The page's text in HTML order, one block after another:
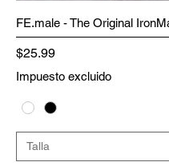
FE.male - The Original
Precio
$25.99
Impuesto excluido